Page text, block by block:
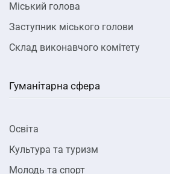
Міський голова
Заступник міського голови
Склад виконавчого комітету
Гуманітарна сфера
Освіта
Культура та туризм
Молодь та спорт